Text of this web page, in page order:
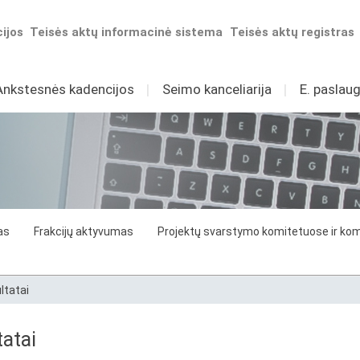
Teisės aktų registras
Teisės aktų informacinė sistema
kadencijos I Seimo kanceliarija I E.
Frakcijų aktyvumas Projektų svarstymo komitetuose ir